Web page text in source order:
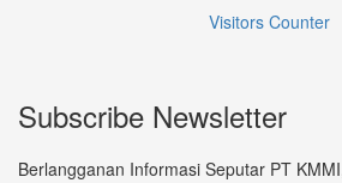
Visitors Counter
Subscribe Newsletter
Berlangganan Informasi Seputar PT